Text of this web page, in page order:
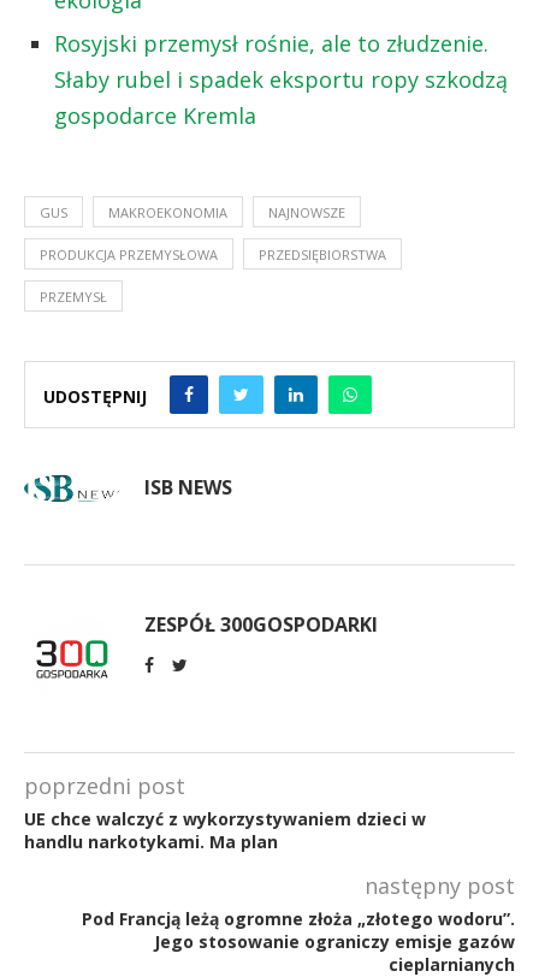
Rosyjski przemysł rośnie, ale to złudzenie.
Słaby rubel i spadek eksportu ropy szkodzą
gospodarce Kremla
GUS MAKROEKONOMIA NAJNOWSZE
PRODUKCJA PRZEMYSŁOWA PRZEDSIĘBIORSTWA
PRZEMYSŁ
UDOSTĘPNIJ
ISB NEWS
ZESPÓŁ 300GOSPODARKI
poprzedni post
UE chce walczyć z wykorzystywaniem dzieci w
handlu narkotykami. Ma plan
następny post
Pod Francją leżą ogromne złoża „złotego wodoru”.
Jego stosowanie ograniczy emisje gazów
cieplarnianych